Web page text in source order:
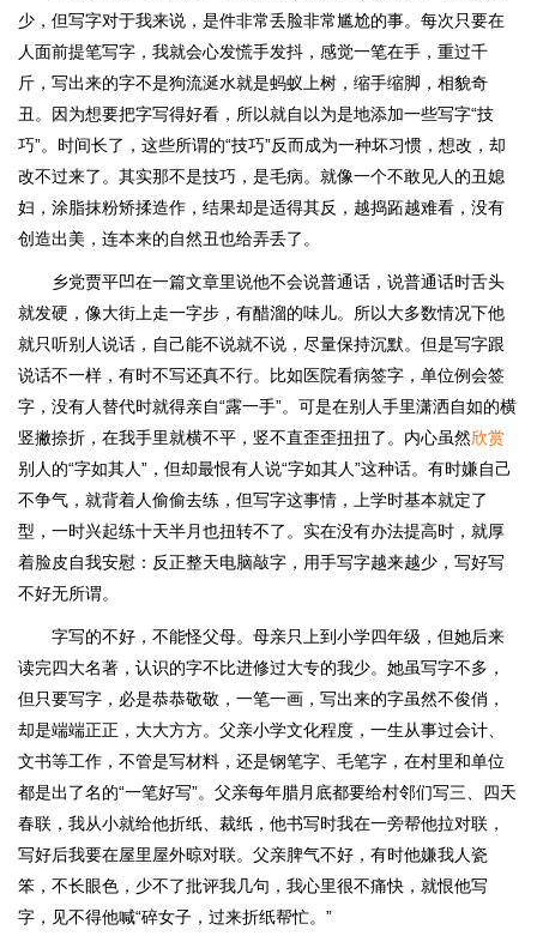
少，但写字对于我来说，是件非常丢脸非常尴尬的事。每次只要在
人面前提笔写字，我就会心发慌手发抖，感觉一笔在手，重过千
斤，写出来的字不是狗流涎水就是蚂蚁上树，缩手缩脚，相貌奇
丑。因为想要把字写得好看，所以就自以为是地添加一些写字“技
巧”。时间长了，这些所谓的“技巧”反而成为一种坏习惯，想改，却
改不过来了。其实那不是技巧，是毛病。就像一个不敢见人的丑媳
妇，涂脂抹粉矫揉造作，结果却是适得其反，越捣跖越难看，没有
创造出美，连本来的自然丑也给弄丢了。
乡党贾平凹在一篇文章里说他不会说普通话，说普通话时舌头
就发硬，像大街上走一字步，有醋溜的味儿。所以大多数情况下他
就只听别人说话，自己能不说就不说，尽量保持沉默。但是写字跟
说话不一样，有时不写还真不行。比如医院看病签字，单位例会签
字，没有人替代时就得亲自“露一手”。可是在别人手里潇洒自如的横
竖撇捺折，在我手里就横不平，竖不直歪歪扭扭了。内心虽然欣赏
别人的“字如其人”，但却最恨有人说“字如其人”这种话。有时嫌自己
不争气，就背着人偷偷去练，但写字这事情，上学时基本就定了
型，一时兴起练十天半月也扭转不了。实在没有办法提高时，就厚
着脸皮自我安慰：反正整天电脑敲字，用手写字越来越少，写好写
不好无所谓。
字写的不好，不能怪父母。母亲只上到小学四年级，但她后来
读完四大名著，认识的字不比进修过大专的我少。她虽写字不多，
但只要写字，必是恭恭敬敬，一笔一画，写出来的字虽然不俊俏，
却是端端正正，大大方方。父亲小学文化程度，一生从事过会计、
文书等工作，不管是写材料，还是钢笔字、毛笔字，在村里和单位
都是出了名的“一笔好写”。父亲每年腊月底都要给村邻们写三、四天
春联，我从小就给他折纸、裁纸，他书写时我在一旁帮他拉对联，
写好后我要在屋里屋外晾对联。父亲脾气不好，有时他嫌我人瓷
笨，不长眼色，少不了批评我几句，我心里很不痛快，就恨他写
字，见不得他喊“碎女子，过来折纸帮忙。”